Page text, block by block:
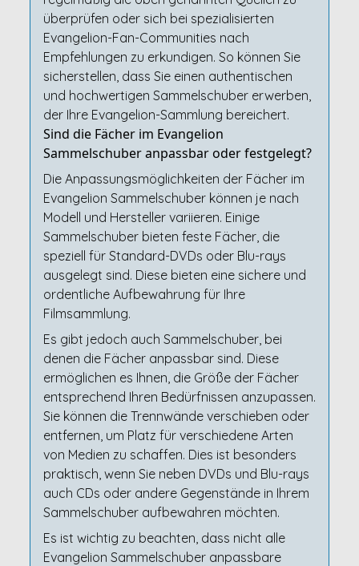
überprüfen oder sich bei spezialisierten
Evangelion-Fan-Communities nach
Empfehlungen zu erkundigen. So können Sie
sicherstellen, dass Sie einen authentischen
und hochwertigen Sammelschuber erwerben,
der Ihre Evangelion-Sammlung bereichert.
Sind die Fächer im Evangelion
Sammelschuber anpassbar oder festgelegt?
Die Anpassungsmöglichkeiten der Fächer im
Evangelion Sammelschuber können je nach
Modell und Hersteller variieren. Einige
Sammelschuber bieten feste Fächer, die
speziell für Standard-DVDs oder Blu-rays
ausgelegt sind. Diese bieten eine sichere und
ordentliche Aufbewahrung für Ihre
Filmsammlung.
Es gibt jedoch auch Sammelschuber, bei
denen die Fächer anpassbar sind. Diese
ermöglichen es Ihnen, die Größe der Fächer
entsprechend Ihren Bedürfnissen anzupassen.
Sie können die Trennwände verschieben oder
entfernen, um Platz für verschiedene Arten
von Medien zu schaffen. Dies ist besonders
praktisch, wenn Sie neben DVDs und Blu-rays
auch CDs oder andere Gegenstände in Ihrem
Sammelschuber aufbewahren möchten.
Es ist wichtig zu beachten, dass nicht alle
Evangelion Sammelschuber anpassbare